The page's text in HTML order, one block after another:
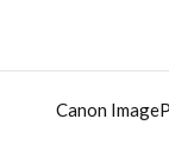
Canon